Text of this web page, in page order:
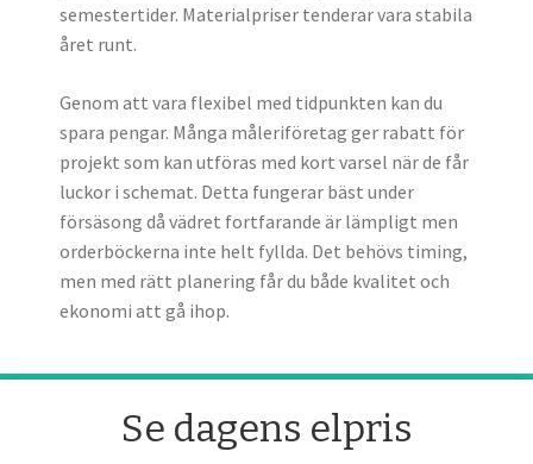
semestertider. Materialpriser tenderar vara stabila
året runt.
Genom att vara flexibel med tidpunkten kan du
spara pengar. Många måleriföretag ger rabatt för
projekt som kan utföras med kort varsel när de får
luckor i schemat. Detta fungerar bäst under
försäsong då vädret fortfarande är lämpligt men
orderböckerna inte helt fyllda. Det behövs timing,
men med rätt planering får du både kvalitet och
ekonomi att gå ihop.
Se dagens elpris